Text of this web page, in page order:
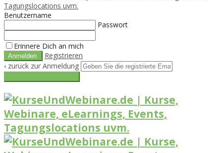
Benutzername
Passwort
Erinnere Dich an mich
Registrieren
‹ zurück zur Anmeldung